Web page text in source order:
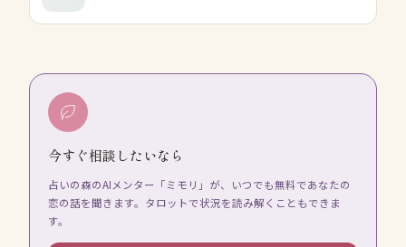
今すぐ相談したいなら
占いの森のAIメンター「ミモリ」が、いつでも無料であなたの
恋の話を聞きます。タロットで状況を読み解くこともできま
す。